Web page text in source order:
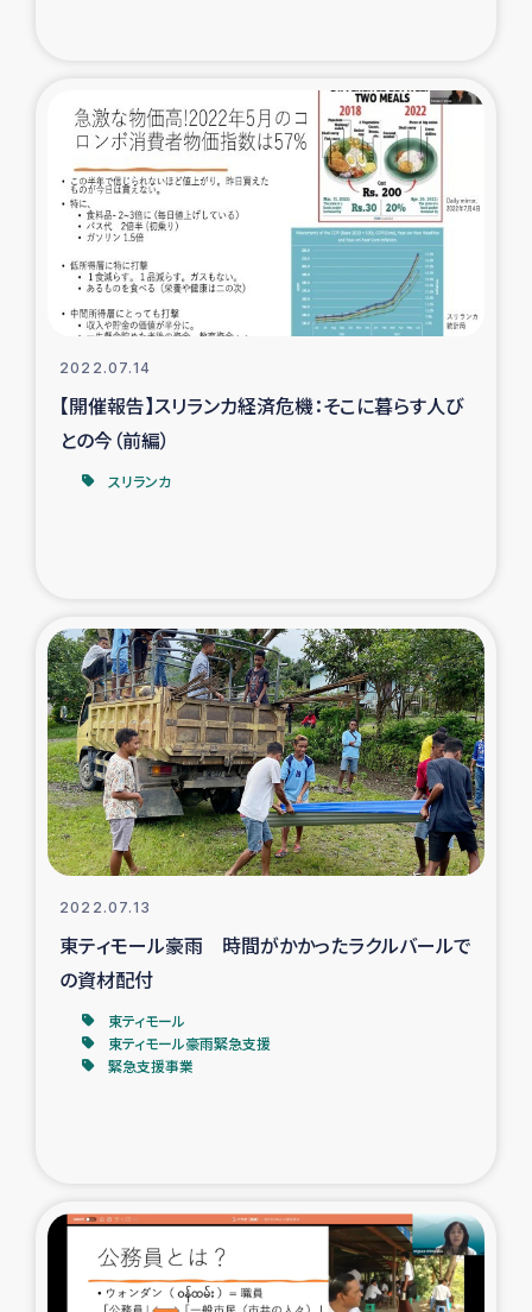
デニヤヤ小規模紅茶農家支援
コーヒー生産者支援
アイナロ県マウベシ郡でのコーヒー畑改善事業
ベイルート大規模爆発被災者支援
アグロフォレストリー（カカオ）事業
2022.07.14
【開催報告】スリランカ経済危機：そこに暮らす人び
との今（前編）
スリランカ
2022.07.13
東ティモール豪雨 時間がかかったラクルバールで
の資材配付
東ティモール
東ティモール豪雨緊急支援
緊急支援事業